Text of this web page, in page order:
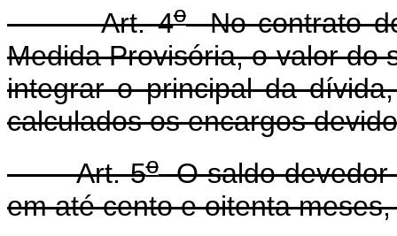
Art. 4oNo contrato
Medida Provisória, o valor do
integrar o principal da
calculados os encargos
Art. 5oO saldo devedor
em até cento e oitenta